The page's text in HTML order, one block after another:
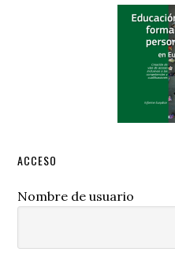
ACCESO
Nombre de usuario